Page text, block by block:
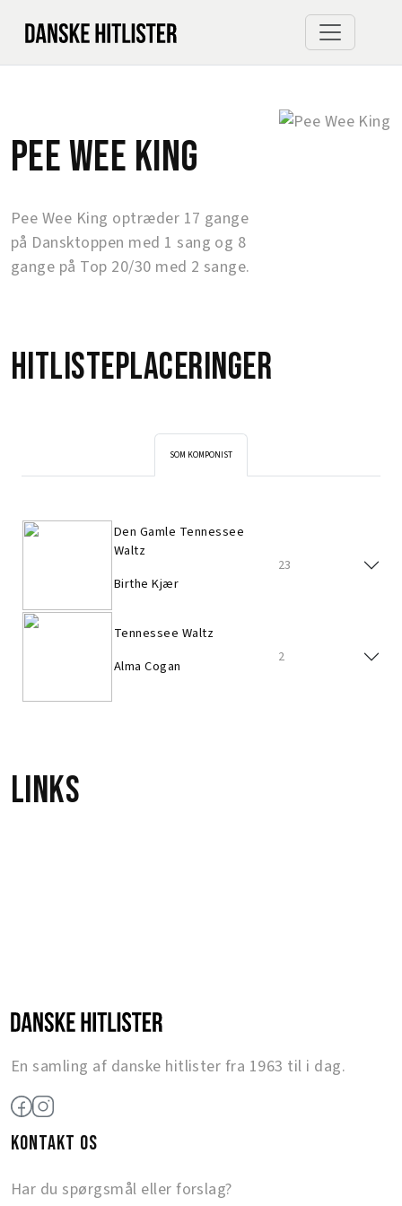
Pee Wee King
Pee Wee King optræder 17 gange
på Dansktoppen med 1 sang og 8
gange på Top 20/30 med 2 sange.
Hitlisteplaceringer
SOM KOMPONIST
Den Gamle Tennessee
Waltz
Birthe Kjær
23
Tennessee Waltz
Alma Cogan
2
Links
En samling af danske hitlister fra 1963 til i dag.
KONTAKT OS
Har du spørgsmål eller forslag?